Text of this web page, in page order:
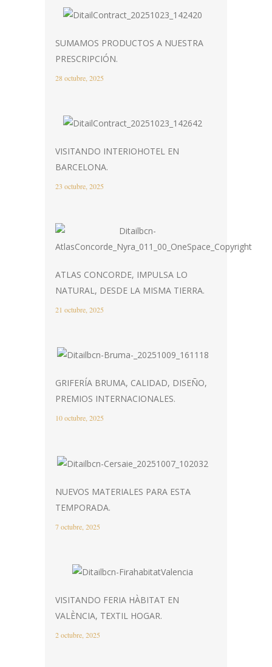
SUMAMOS PRODUCTOS A NUESTRA
PRESCRIPCIÓN.
28 octubre, 2025
VISITANDO INTERIOHOTEL EN
BARCELONA.
23 octubre, 2025
ATLAS CONCORDE, IMPULSA LO
NATURAL, DESDE LA MISMA TIERRA.
21 octubre, 2025
GRIFERÍA BRUMA, CALIDAD, DISEÑO,
PREMIOS INTERNACIONALES.
10 octubre, 2025
NUEVOS MATERIALES PARA ESTA
TEMPORADA.
7 octubre, 2025
VISITANDO FERIA HÀBITAT EN
VALÈNCIA, TEXTIL HOGAR.
2 octubre, 2025